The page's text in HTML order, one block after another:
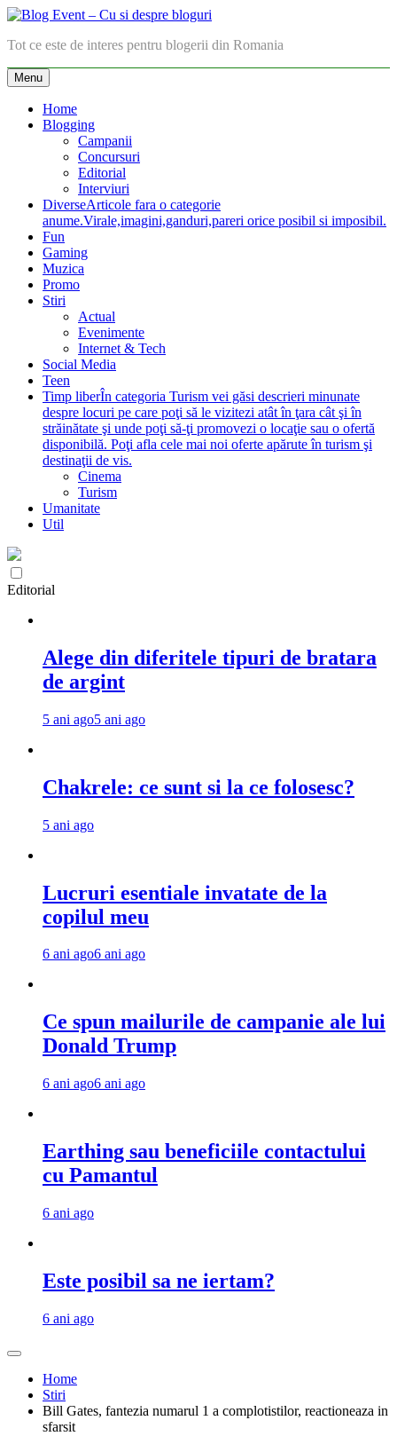
Skip
content
Blog Event – Cu si despre bloguri
Tot ce este de interes pentru blogerii din Romania
Menu
Home
Blogging
Campanii
Concursuri
Editorial
Interviuri
DiverseArticole fara o categorie
anume.Virale,imagini,ganduri,pareri orice posibil si imposibil.
Fun
Gaming
Muzica
Promo
Stiri
Actual
Evenimente
Internet & Tech
Social Media
Teen
Timp liberÎn categoria Turism vei găsi descrieri minunate
despre locuri pe care poţi să le vizitezi atât în ţara cât şi în
străinătate şi unde poţi să-ţi promovezi o locaţie sau o ofertă
disponibilă. Poţi afla cele mai noi oferte apărute în turism şi
destinaţii de vis.
Cinema
Turism
Umanitate
Util
Editorial
Alege din diferitele tipuri de bratara
de argint
5 ani ago5 ani ago
Chakrele: ce sunt si la ce folosesc?
5 ani ago
Lucruri esentiale invatate de la
copilul meu
6 ani ago6 ani ago
Ce spun mailurile de campanie ale lui
Donald Trump
6 ani ago6 ani ago
Earthing sau beneficiile contactului
cu Pamantul
6 ani ago
Este posibil sa ne iertam?
6 ani ago
Home
Stiri
Bill Gates, fantezia numarul 1 a complotistilor, reactioneaza in
sfarsit